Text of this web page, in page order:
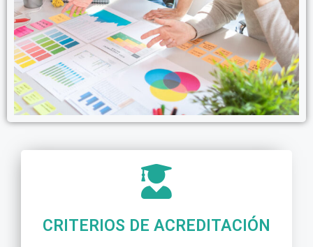
CRITERIOS DE ACREDITACIÓN